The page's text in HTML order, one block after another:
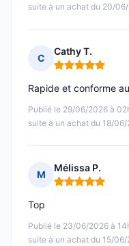
suite à un achat du 20/
C
Cathy T.
Note : 5 sur 5
Publié le 29/06/2026 à
suite à un achat du 18/
Rapide et conforme
M
Mélissa P.
Note : 5 sur 5
Publié le 23/06/2026 à
suite à un achat du 15/
Top